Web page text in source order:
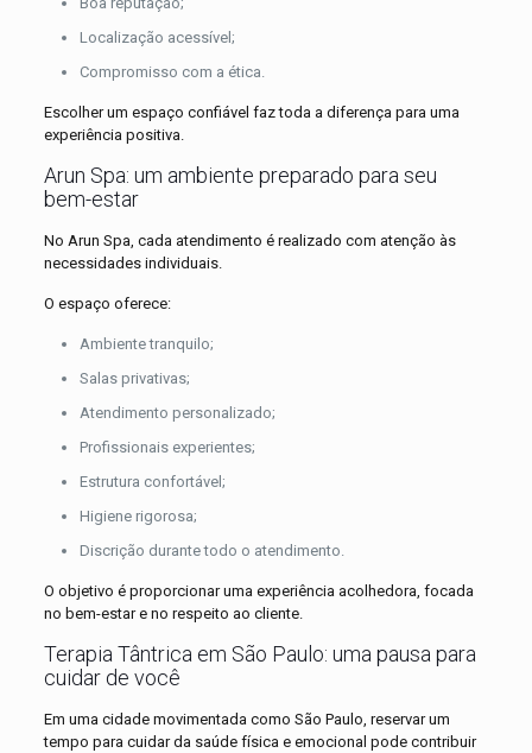
Localização acessível;
Compromisso com a ética.
Escolher um espaço confiável faz toda a diferença para uma
experiência positiva.
Arun Spa: um ambiente preparado para seu
bem-estar
No Arun Spa, cada atendimento é realizado com atenção às
necessidades individuais.
O espaço oferece:
Ambiente tranquilo;
Salas privativas;
Atendimento personalizado;
Profissionais experientes;
Estrutura confortável;
Higiene rigorosa;
Discrição durante todo o atendimento.
O objetivo é proporcionar uma experiência acolhedora, focada
no bem-estar e no respeito ao cliente.
Terapia Tântrica em São Paulo: uma pausa para
cuidar de você
Em uma cidade movimentada como São Paulo, reservar um
tempo para cuidar da saúde física e emocional pode contribuir